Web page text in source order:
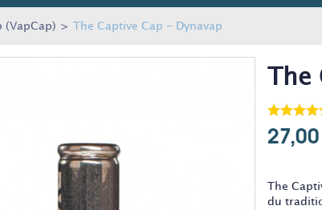
(VapCap) > The Captive Cap - Dynavap
The
du